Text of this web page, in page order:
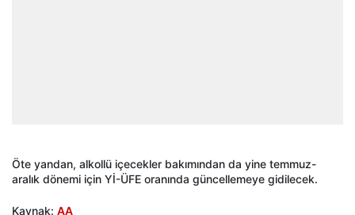
Öte yandan, alkollü içecekler bakımından da yine temmuz-
aralık dönemi için Yİ-ÜFE oranında güncellemeye gidilecek.
Kaynak: AA